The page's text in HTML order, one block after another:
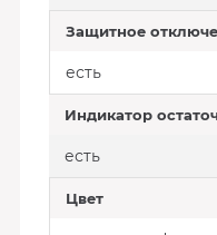
Защитное
есть
Индикатор
есть
Цвет